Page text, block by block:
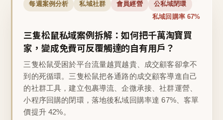
每週案例分析 私域社群 會員經營 公私域閉環
私域回購率 67%
三隻松鼠私域案例拆解：如何把千萬淘寶買
家，變成免費可反覆觸達的自有用戶？
三隻松鼠受困於平台流量越買越貴、成交顧客卻拿不
到的死循環。三隻松鼠把各通路的成交顧客導進自己
的社群工具，建立包裹導流、企微承接、社群運營、
小程序回購的閉環，落地後私域回購率達 67%、客單
價提升 42%。